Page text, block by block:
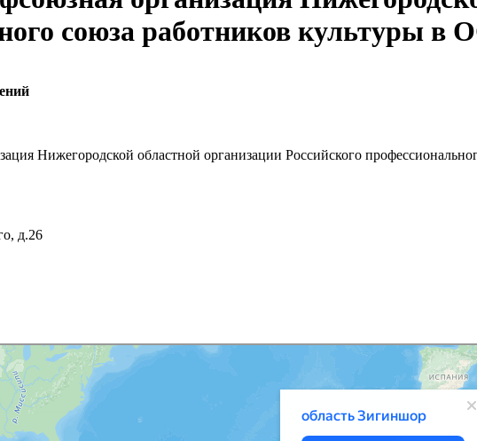
союза работников культуры
Нижегородской областной организации Российского
д.26